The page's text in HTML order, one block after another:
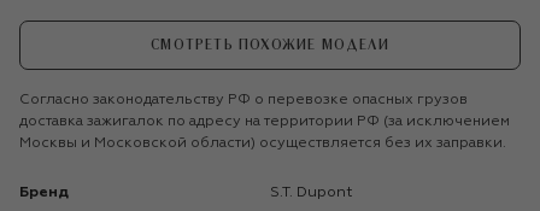
СМОТРЕТЬ ПОХОЖИЕ МОДЕЛИ
Согласно законодательству РФ о перевозке опасных грузов
доставка зажигалок по адресу на территории РФ (за исключением
Москвы и Московской области) осуществляется без их заправки.
Бренд S.T. Dupont